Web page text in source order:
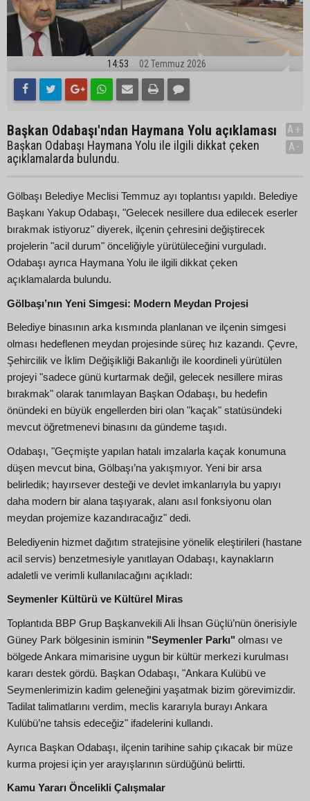
14:53 02 Temmuz 2026
Başkan Odabaşı'ndan Haymana Yolu açıklaması
Başkan Odabaşı Haymana Yolu ile ilgili dikkat çeken
açıklamalarda bulundu.
A+
A-
Gölbaşı Belediye Meclisi Temmuz ayı toplantısı yapıldı. Belediye
Başkanı Yakup Odabaşı, "Gelecek nesillere dua edilecek eserler
bırakmak istiyoruz" diyerek, ilçenin çehresini değiştirecek
projelerin "acil durum" önceliğiyle yürütüleceğini vurguladı.
Odabaşı ayrıca Haymana Yolu ile ilgili dikkat çeken
açıklamalarda bulundu.
Gölbaşı’nın Yeni Simgesi: Modern Meydan Projesi
Belediye binasının arka kısmında planlanan ve ilçenin simgesi
olması hedeflenen meydan projesinde süreç hız kazandı. Çevre,
Şehircilik ve İklim Değişikliği Bakanlığı ile koordineli yürütülen
projeyi "sadece günü kurtarmak değil, gelecek nesillere miras
bırakmak" olarak tanımlayan Başkan Odabaşı, bu hedefin
önündeki en büyük engellerden biri olan "kaçak" statüsündeki
mevcut öğretmenevi binasını da gündeme taşıdı.
Odabaşı, "Geçmişte yapılan hatalı imzalarla kaçak konumuna
düşen mevcut bina, Gölbaşı’na yakışmıyor. Yeni bir arsa
belirledik; hayırsever desteği ve devlet imkanlarıyla bu yapıyı
daha modern bir alana taşıyarak, alanı asıl fonksiyonu olan
meydan projemize kazandıracağız" dedi.
Belediyenin hizmet dağıtım stratejisine yönelik eleştirileri (hastane
acil servis) benzetmesiyle yanıtlayan Odabaşı, kaynakların
adaletli ve verimli kullanılacağını açıkladı:
Seymenler Kültürü ve Kültürel Miras
Toplantıda BBP Grup Başkanvekili Ali İhsan Güçlü’nün önerisiyle
Güney Park bölgesinin isminin "Seymenler Parkı" olması ve
bölgede Ankara mimarisine uygun bir kültür merkezi kurulması
kararı destek gördü. Başkan Odabaşı, "Ankara Kulübü ve
Seymenlerimizin kadim geleneğini yaşatmak bizim görevimizdir.
Tadilat talimatlarını verdim, meclis kararıyla burayı Ankara
Kulübü’ne tahsis edeceğiz" ifadelerini kullandı.
Ayrıca Başkan Odabaşı, ilçenin tarihine sahip çıkacak bir müze
kurma projesi için yer arayışlarının sürdüğünü belirtti.
Kamu Yararı Öncelikli Çalışmalar